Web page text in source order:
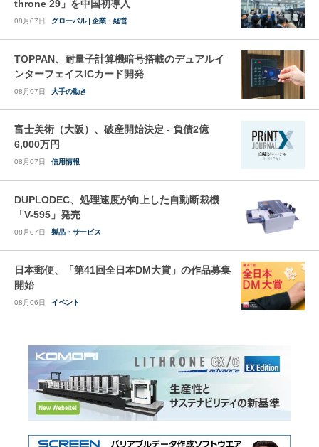
throne 29」を中国初導入
08月07日 グローバル 企業・経営
TOPPAN、耐量子計算機暗号搭載のデュアルイ
ンターフェイスICカード開発
08月07日 大手の動き
富士美術（大阪）、破産開始決定 - 負債2億
6,000万円
08月07日 信用情報
DUPLODEC、処理速度が向上した自動断裁機
「V-595」発売
08月07日 製品・サービス
日本郵便、「第41回全日本DM大賞」の作品募集
開始
08月06日 イベント